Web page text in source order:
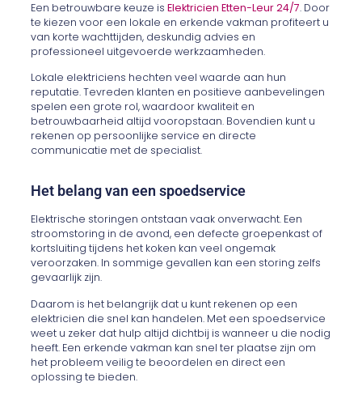
Een betrouwbare keuze isElektricien Etten-Leur 24/7. Door
te kiezen voor een lokale en erkende vakman profiteert u
van korte wachttijden, deskundig advies en
professioneel uitgevoerde werkzaamheden.
Lokale elektriciens hechten veel waarde aan hun
reputatie. Tevreden klanten en positieve aanbevelingen
spelen een grote rol, waardoor kwaliteit en
betrouwbaarheid altijd vooropstaan. Bovendien kunt u
rekenen op persoonlijke service en directe
communicatie met de specialist.
Het belang van een spoedservice
Elektrische storingen ontstaan vaak onverwacht. Een
stroomstoring in de avond, een defecte groepenkast of
kortsluiting tijdens het koken kan veel ongemak
veroorzaken. In sommige gevallen kan een storing zelfs
gevaarlijk zijn.
Daarom is het belangrijk dat u kunt rekenen op een
elektricien die snel kan handelen. Met een spoedservice
weet u zeker dat hulp altijd dichtbij is wanneer u die nodig
heeft. Een erkende vakman kan snel ter plaatse zijn om
het probleem veilig te beoordelen en direct een
oplossing te bieden.